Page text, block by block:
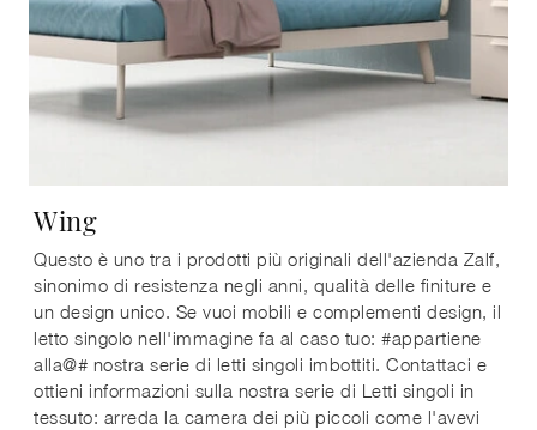
Wing
Questo è uno tra i prodotti più originali dell'azienda Zalf,
sinonimo di resistenza negli anni, qualità delle finiture e
un design unico. Se vuoi mobili e complementi design, il
letto singolo nell'immagine fa al caso tuo: #appartiene
alla@# nostra serie di letti singoli imbottiti. Contattaci e
ottieni informazioni sulla nostra serie di Letti singoli in
tessuto: arreda la camera dei più piccoli come l'avevi